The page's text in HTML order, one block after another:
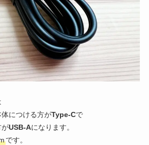
につける方がType-Cで
がUSB-Aになります。
です。